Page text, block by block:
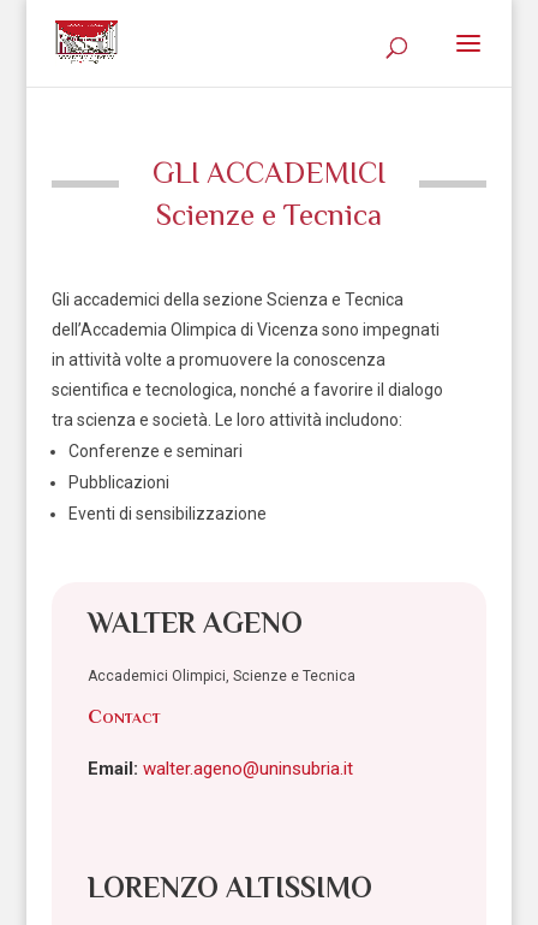
GLI ACCADEMICI
Scienze e Tecnica
Gli accademici della sezione Scienza e Tecnica
dell’Accademia Olimpica di Vicenza sono impegnati
in attività volte a promuovere la conoscenza
scientifica e tecnologica, nonché a favorire il dialogo
tra scienza e società. Le loro attività includono:
Conferenze e seminari
Pubblicazioni
Eventi di sensibilizzazione
WALTER AGENO
Accademici Olimpici, Scienze e Tecnica
Contact
Email: walter.ageno@uninsubria.it
LORENZO ALTISSIMO